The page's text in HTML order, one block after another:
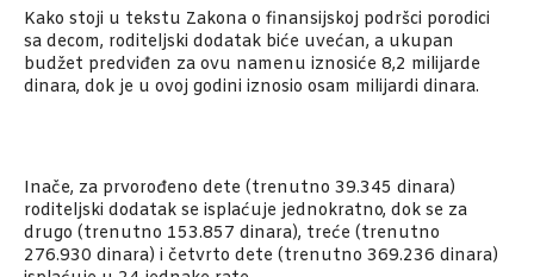
Kako stoji u tekstu Zakona o finansijskoj podršci porodici
sa decom, roditeljski dodatak biće uvećan, a ukupan
budžet predviđen za ovu namenu iznosiće 8,2 milijarde
dinara, dok je u ovoj godini iznosio osam milijardi dinara.
Inače, za prvorođeno dete (trenutno 39.345 dinara)
roditeljski dodatak se isplaćuje jednokratno, dok se za
drugo (trenutno 153.857 dinara), treće (trenutno
276.930 dinara) i četvrto dete (trenutno 369.236 dinara)